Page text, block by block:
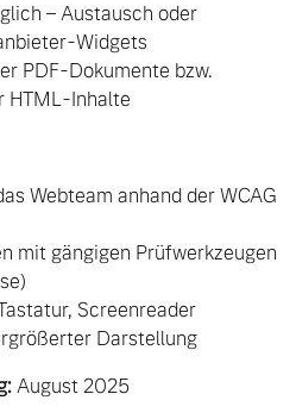
– Austausch oder
Widgets
PDF-Dokumente bzw.
HTML-Inhalte
Webteam anhand der WCAG
mit gängigen Prüfwerkzeugen
Screenreader
Darstellung
August 2025